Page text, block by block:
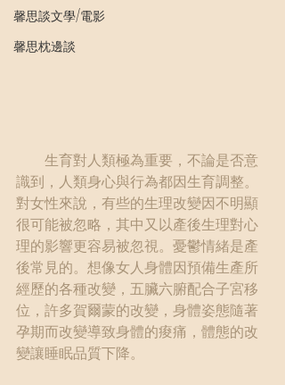
馨思談文學/電影
馨思枕邊談
生育對人類極為重要，不論是否意
識到，人類身心與行為都因生育調整。
對女性來說，有些的生理改變因不明顯
很可能被忽略，其中又以產後生理對心
理的影響更容易被忽視。憂鬱情緒是產
後常見的。想像女人身體因預備生產所
經歷的各種改變，五臟六腑配合子宮移
位，許多賀爾蒙的改變，身體姿態隨著
孕期而改變導致身體的痠痛，體態的改
變讓睡眠品質下降。